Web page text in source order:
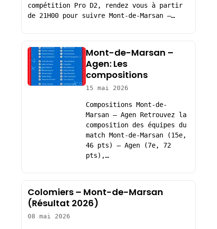
compétition Pro D2, rendez vous à partir
de 21H00 pour suivre Mont-de-Marsan –…
Mont-de-Marsan –
Agen: Les
compositions
15 mai 2026
Compositions Mont-de-
Marsan – Agen Retrouvez la
composition des équipes du
match Mont-de-Marsan (15e,
46 pts) – Agen (7e, 72
pts),…
Colomiers – Mont-de-Marsan
(Résultat 2026)
08 mai 2026